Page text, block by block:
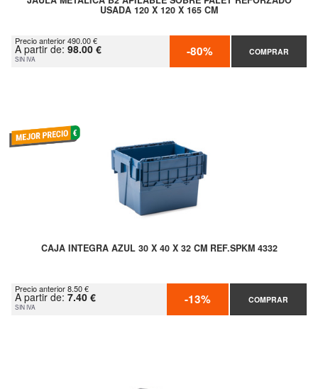
USADA 120 X 120 X 165 CM
Precio anterior 490.00 €
A partir de: 98.00 €
SIN IVA -80% COMPRAR
CAJA INTEGRA AZUL 30 X 40 X 32 CM REF.SPKM 4332
Precio anterior 8.50 €
A partir de: 7.40 €
SIN IVA -13% COMPRAR